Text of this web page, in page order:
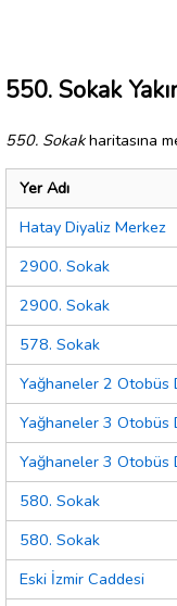
550. Sokak
550. Sokakharitasına
Yer Adı
Hatay Diyaliz Merkez
2900. Sokak
2900. Sokak
578. Sokak
Yağhaneler 2 Otobüs
Yağhaneler 3 Otobüs
Yağhaneler 3 Otobüs
580. Sokak
580. Sokak
Eski İzmir Caddesi